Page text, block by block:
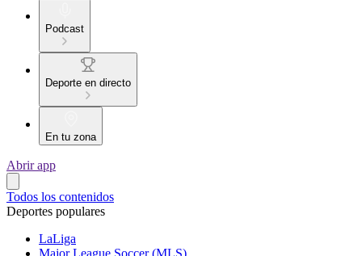
Podcast
Deporte en directo
En tu zona
Abrir app
Todos los contenidos
Deportes populares
LaLiga
Major League Soccer (MLS)